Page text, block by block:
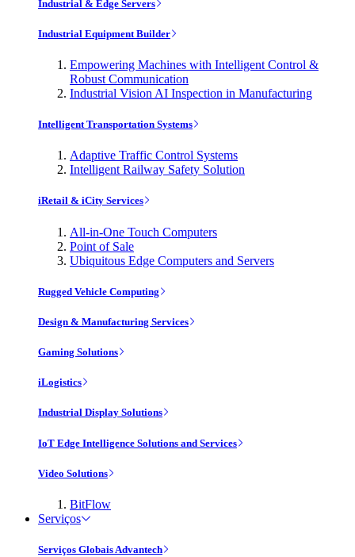
Industrial & Edge Servers
Industrial Equipment Builder
Empowering Machines with Intelligent Control &
Robust Communication
Industrial Vision AI Inspection in Manufacturing
Intelligent Transportation Systems
Adaptive Traffic Control Systems
Intelligent Railway Safety Solution
iRetail & iCity Services
All-in-One Touch Computers
Point of Sale
Ubiquitous Edge Computers and Servers
Rugged Vehicle Computing
Design & Manufacturing Services
Gaming Solutions
iLogistics
Industrial Display Solutions
IoT Edge Intelligence Solutions and Services
Video Solutions
BitFlow
Serviços
Serviços Globais Advantech